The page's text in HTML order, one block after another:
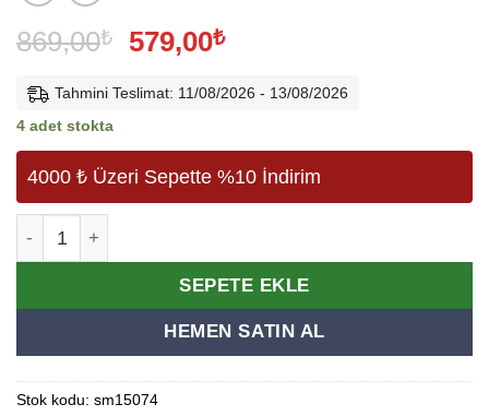
869,00₺
Orijinal
869,00₺.
579,00₺Şu
fiyat:
Tahmini Teslimat: 11/08/2026 - 13/08/2026
4 adet stokta
4000 ₺ Üzeri Sepette %10 İndirim
SEPETE EKLE
HEMEN SATIN AL
Alternative:
Stok kodu: sm15074